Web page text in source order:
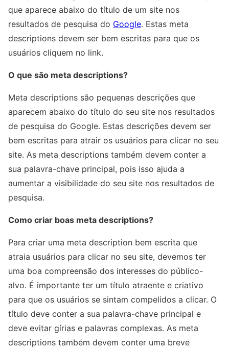
que aparece abaixo do título de um site nos
resultados de pesquisa do Google. Estas meta
descriptions devem ser bem escritas para que os
usuários cliquem no link.
O que são meta descriptions?
Meta descriptions são pequenas descrições que
aparecem abaixo do título do seu site nos resultados
de pesquisa do Google. Estas descrições devem ser
bem escritas para atrair os usuários para clicar no seu
site. As meta descriptions também devem conter a
sua palavra-chave principal, pois isso ajuda a
aumentar a visibilidade do seu site nos resultados de
pesquisa.
Como criar boas meta descriptions?
Para criar uma meta description bem escrita que
atraia usuários para clicar no seu site, devemos ter
uma boa compreensão dos interesses do público-
alvo. É importante ter um título atraente e criativo
para que os usuários se sintam compelidos a clicar. O
título deve conter a sua palavra-chave principal e
deve evitar gírias e palavras complexas. As meta
descriptions também devem conter uma breve